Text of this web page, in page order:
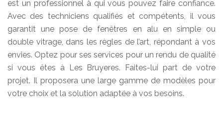
est un professionnel à qui vous pouvez faire confiance.
Avec des techniciens qualifiés et compétents, il vous
garantit une pose de fenêtres en alu en simple ou
double vitrage, dans les règles de l’art, répondant à vos
envies. Optez pour ses services pour un rendu de qualité
si vous êtes à Les Bruyeres. Faites-lui part de votre
projet. Il proposera une large gamme de modèles pour
votre choix et la solution adaptée à vos besoins.